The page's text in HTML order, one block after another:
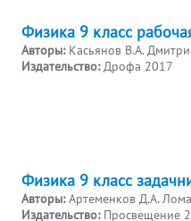
Физика 9 класс
Авторы: Касьянов В.А.
Издательство:Дрофа 2017
Физика 9 класс
Авторы:Артеменков Д.А.
Издательство: Просвещение